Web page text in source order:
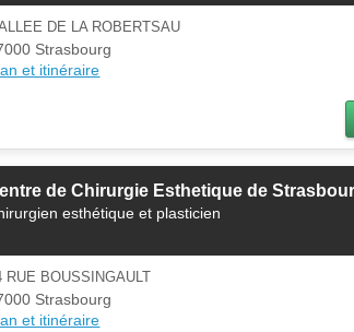
DE LA ROBERTSAU
Strasbourg
et itinéraire
de Chirurgie Esthetique de
esthétique et plasticien
RUE BOUSSINGAULT
Strasbourg
et itinéraire